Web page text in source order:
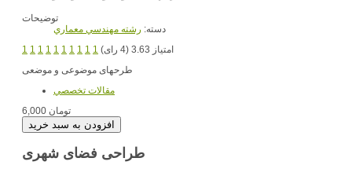
توضیحات
دسته: رشته مهندسي معماري
1 1 1 1 1 1 1 1 1 1
امتیاز 3.63 (4 رای)
طرحهای موضوعی و موضعی
مقالات تخصصي
6,000 تومان
طراحی فضای شهری